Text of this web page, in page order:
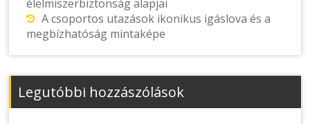
élelmiszerbiztonság alapjai
A csoportos utazások ikonikus igáslova és a
megbízhatóság mintaképe
Legutóbbi hozzászólások